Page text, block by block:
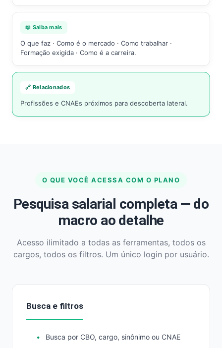
📖 Saiba mais
O que faz · Como é o mercado · Como trabalhar ·
Formação exigida · Como é a carreira.
🔗 Relacionados
Profissões e CNAEs próximos para descoberta lateral.
O QUE VOCÊ ACESSA COM O PLANO
Pesquisa salarial completa — do
macro ao detalhe
Acesso ilimitado a todas as ferramentas, todos os
cargos, todos os filtros. Um único login por usuário.
Busca e filtros
Busca por CBO, cargo, sinônimo ou CNAE